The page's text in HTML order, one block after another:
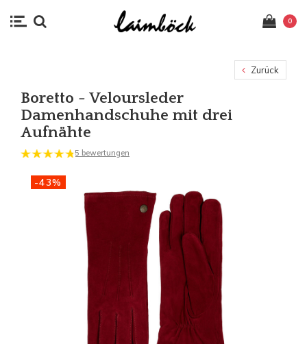
0
Zurück
Boretto - Veloursleder
Damenhandschuhe mit drei
Aufnähte
5 bewertungen
-43%